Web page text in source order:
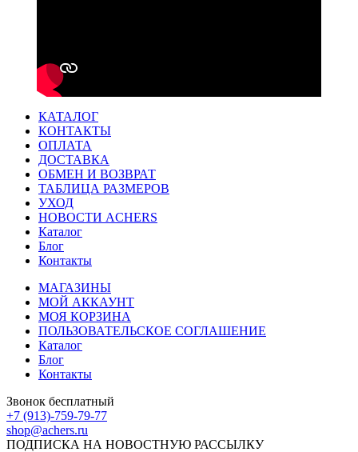
КАТАЛОГ
КОНТАКТЫ
ОПЛАТА
ДОСТАВКА
ОБМЕН И ВОЗВРАТ
ТАБЛИЦА РАЗМЕРОВ
УХОД
НОВОСТИ ACHERS
Каталог
Блог
Контакты
МАГАЗИНЫ
МОЙ АККАУНТ
МОЯ КОРЗИНА
ПОЛЬЗОВАТЕЛЬСКОЕ СОГЛАШЕНИЕ
Каталог
Блог
Контакты
Звонок бесплатный
+7 (913)-759-79-77
shop@achers.ru
ПОДПИСКА НА НОВОСТНУЮ РАССЫЛКУ